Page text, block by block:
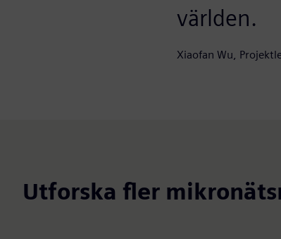
världen.
Xiaofan Wu,
Utforska fler